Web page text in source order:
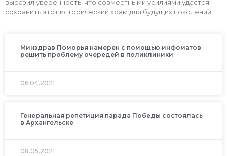
выразил уверенность, что совместными усилиями удастся
сохранить этот исторический храм для будущих поколений.
Минздрав Поморья намерен с помощью инфоматов
решить проблему очередей в поликлиники
06.04.2021
Генеральная репетиция парада Победы состоялась
в Архангельске
08.05.2021